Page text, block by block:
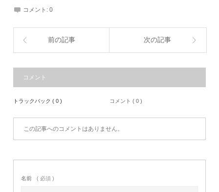
コメント:0
前の記事 次の記事
コメント
トラックバック ( 0 ) コメント ( 0 )
この記事へのコメントはありません。
名前 ( 必須 )